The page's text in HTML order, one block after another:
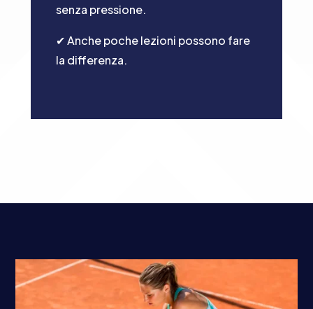
senza pressione.
✔︎ Anche poche lezioni possono fare
la differenza.